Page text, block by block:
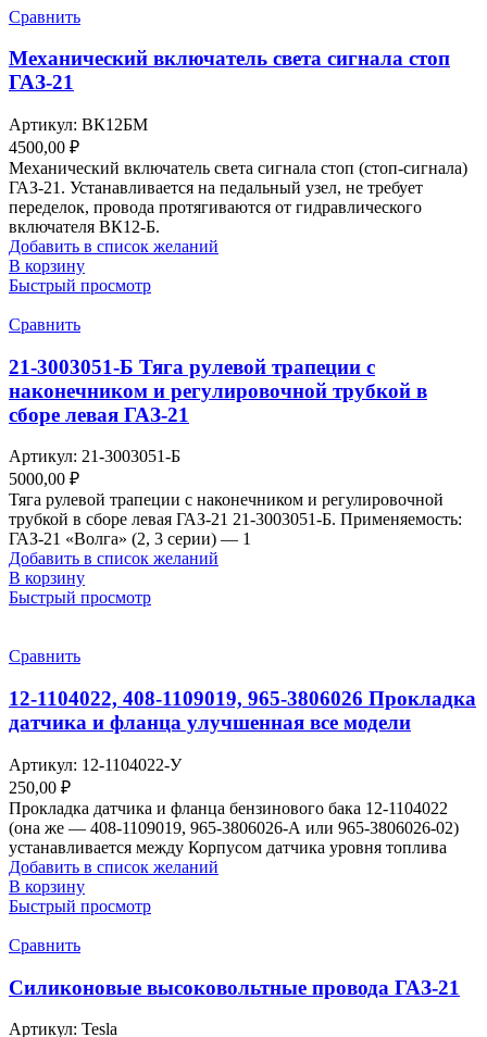
Сравнить
Механический включатель света сигнала стоп
ГАЗ-21
Артикул: ВК12БМ
4500,00 ₽
Механический включатель света сигнала стоп (стоп-сигнала)
ГАЗ-21. Устанавливается на педальный узел, не требует
переделок, провода протягиваются от гидравлического
включателя ВК12-Б.
Добавить в список желаний
В корзину
Быстрый просмотр
Сравнить
21-3003051-Б Тяга рулевой трапеции с
наконечником и регулировочной трубкой в
сборе левая ГАЗ-21
Артикул: 21-3003051-Б
5000,00 ₽
Тяга рулевой трапеции с наконечником и регулировочной
трубкой в сборе левая ГАЗ-21 21-3003051-Б. Применяемость:
ГАЗ-21 «Волга» (2, 3 серии) — 1
Добавить в список желаний
В корзину
Быстрый просмотр
Сравнить
12-1104022, 408-1109019, 965-3806026 Прокладка
датчика и фланца улучшенная все модели
Артикул: 12-1104022-У
250,00 ₽
Прокладка датчика и фланца бензинового бака 12-1104022
(она же — 408-1109019, 965-3806026-А или 965-3806026-02)
устанавливается между Корпусом датчика уровня топлива
Добавить в список желаний
В корзину
Быстрый просмотр
Сравнить
Силиконовые высоковольтные провода ГАЗ-21
Артикул: Tesla